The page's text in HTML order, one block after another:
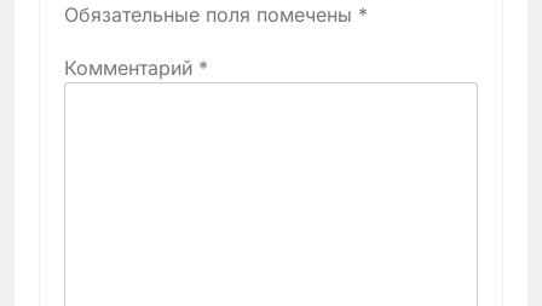
Обязательные поля помечены *
Комментарий *